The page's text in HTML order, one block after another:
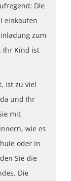
Die
einkaufen
zum
Ihr Kind ist
ist zu viel
und Ihr
mit
wie es
oder in
Sie die
Die